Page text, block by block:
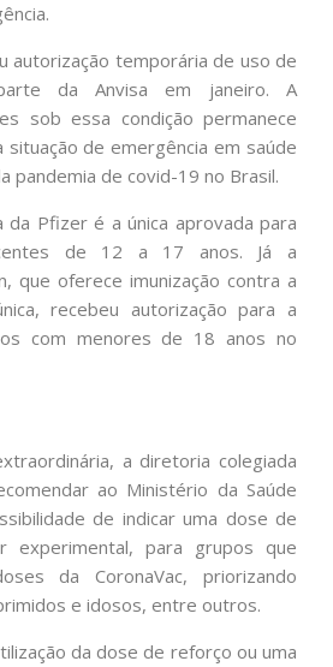
autorização temporária de uso de
da Anvisa em janeiro. A
sob essa condição permanece
de emergência em saúde
pandemia de covid-19 no Brasil.
da Pfizer é a única aprovada para
de 12 a 17 anos. Já a
que oferece imunização contra a
recebeu autorização para a
com menores de 18 anos no
a diretoria colegiada
ao Ministério da Saúde
de indicar uma dose de
experimental, para grupos que
da CoronaVac, priorizando
e idosos, entre outros.
da dose de reforço ou uma